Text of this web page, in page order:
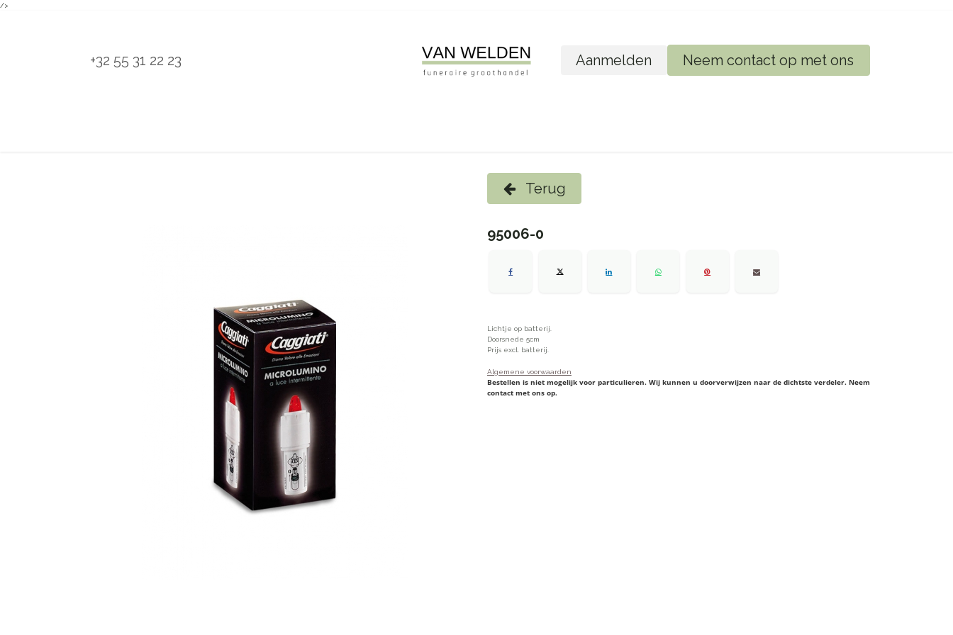
/>
+32 55 31 22 23 Aanmelden Neem contact op met ons
Terug
95006-0
Lichtje op batterij.
Doorsnede 5cm
Prijs excl. batterij.
Algemene voorwaarden
Bestellen is niet mogelijk voor particulieren. Wij kunnen u doorverwijzen naar de dichtste verdeler. Neem
contact met ons op.